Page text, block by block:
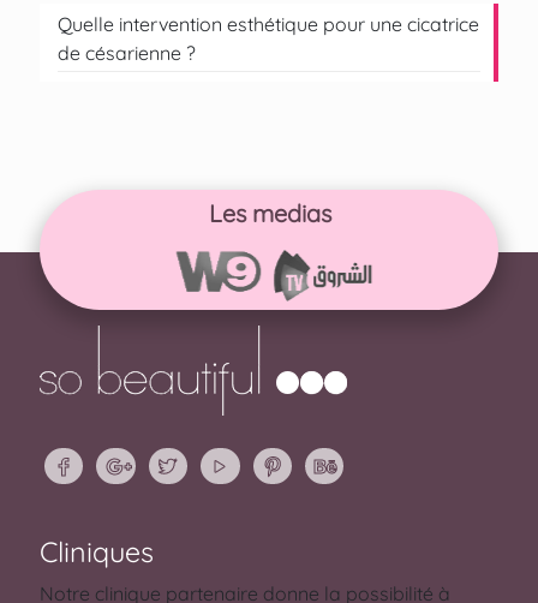
Quelle intervention esthétique pour une cicatrice
de césarienne ?
Les medias
Cliniques
Notre clinique partenaire donne la possibilité à